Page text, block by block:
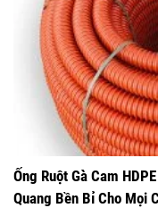
Ống Ruột Gà Cam
Quang Bền Bỉ Cho Mọi